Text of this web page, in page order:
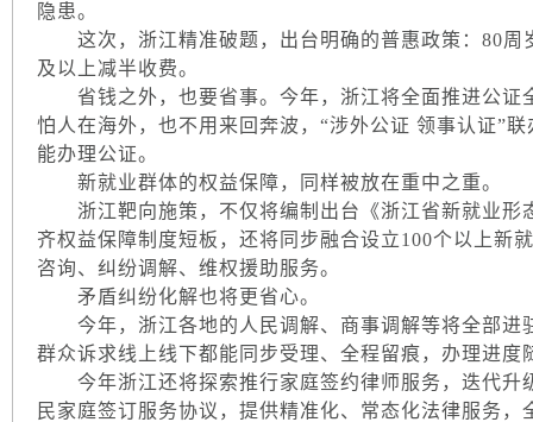
隐患。
这次，浙江精准破题，出台明确的普惠政策：80周
及以上减半收费。
省钱之外，也要省事。今年，浙江将全面推进公证
怕人在海外，也不用来回奔波，“涉外公证 领事认证”
能办理公证。
新就业群体的权益保障，同样被放在重中之重。
浙江靶向施策，不仅将编制出台《浙江省新就业形
齐权益保障制度短板，还将同步融合设立100个以上新
咨询、纠纷调解、维权援助服务。
矛盾纠纷化解也将更省心。
今年，浙江各地的人民调解、商事调解等将全部进
群众诉求线上线下都能同步受理、全程留痕，办理进度
今年浙江还将探索推行家庭签约律师服务，迭代升
民家庭签订服务协议，提供精准化、常态化法律服务